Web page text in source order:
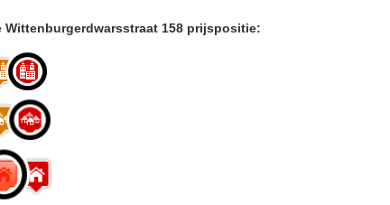
Wittenburgerdwarsstraat 158 prijspositie: